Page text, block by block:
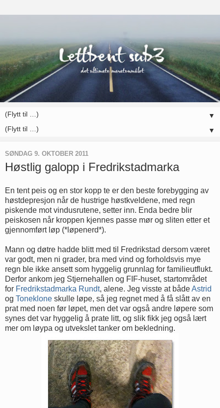
▼
▼
SØNDAG 9. OKTOBER 2011
Høstlig galopp i Fredrikstadmarka
En tent peis og en stor kopp te er den beste forebygging av
høstdepresjon når de hustrige høstkveldene, med regn
piskende mot vindusrutene, setter inn. Enda bedre blir
peiskosen når kroppen kjennes passe mør og sliten etter et
gjennomført løp (*løpenerd*).
Mann og døtre hadde blitt med til Fredrikstad dersom været
var godt, men ni grader, bra med vind og forholdsvis mye
regn ble ikke ansett som hyggelig grunnlag for familieutflukt.
Derfor ankom jeg Stjernehallen og FIF-huset, startområdet
for Fredrikstadmarka Rundt, alene. Jeg visste at bådeAstrid
og Toneklone skulle løpe, så jeg regnet med å få slått av en
prat med noen før løpet, men det var også andre løpere som
synes det var hyggelig å prate litt, og slik fikk jeg også lært
mer om løypa og utvekslet tanker om bekledning.